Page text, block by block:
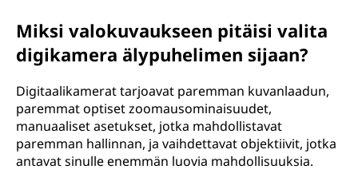
Miksi valokuvaukseen pitäisi valita
digikamera älypuhelimen sijaan?
Digitaalikamerat tarjoavat paremman kuvanlaadun,
paremmat optiset zoomausominaisuudet,
manuaaliset asetukset, jotka mahdollistavat
paremman hallinnan, ja vaihdettavat objektiivit, jotka
antavat sinulle enemmän luovia mahdollisuuksia.